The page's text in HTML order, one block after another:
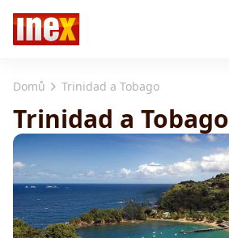
Domů Trinidad a Tobago
Trinidad a Tobago